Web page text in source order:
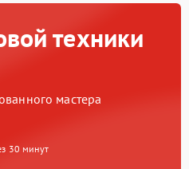
техники
мастера
30 минут